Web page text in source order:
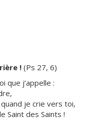
!(Ps 27, 6)
que j’appelle :
je crie vers toi,
Saint des Saints !